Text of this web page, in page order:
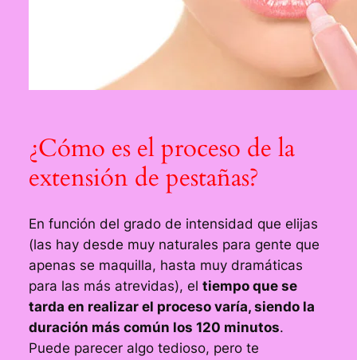
¿Cómo es el proceso de la
extensión de pestañas?
En función del grado de intensidad que elijas
(las hay desde muy naturales para gente que
apenas se maquilla, hasta muy dramáticas
para las más atrevidas), el tiempo que se
tarda en realizar el proceso varía, siendo la
duración más común los 120 minutos.
Puede parecer algo tedioso, pero te